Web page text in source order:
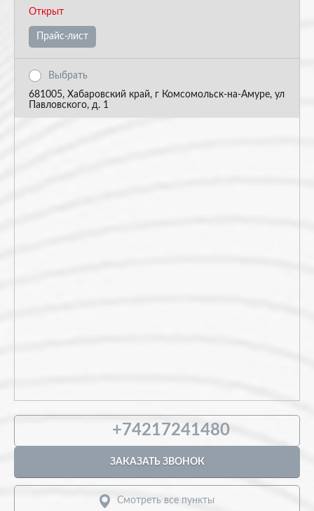
Открыт
Прайс-лист
Выбрать
681005, Хабаровский край, г Комсомольск-на-Амуре, ул
Павловского, д. 1
Смотреть все пункты
+74217241480
ЗАКАЗАТЬ ЗВОНОК